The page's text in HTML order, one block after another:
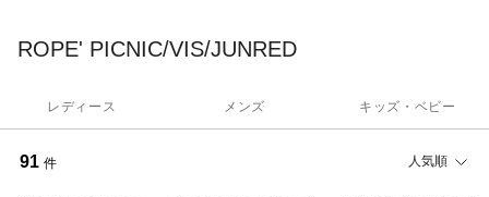
ROPE' PICNIC/VIS/JUNRED
レディース メンズ キッズ・ベビー
91 件 人気順